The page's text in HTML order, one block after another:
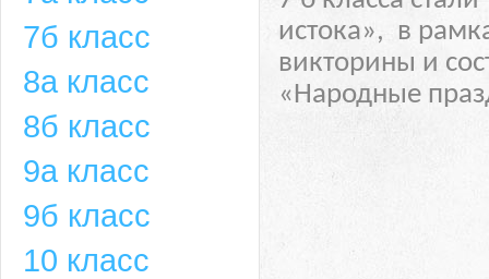
истока», в
викторины и
«Народные
7б класс
8а класс
8б класс
9а класс
9б класс
10 класс